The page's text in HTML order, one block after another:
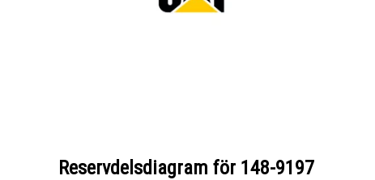
Reservdelsdiagram för 148-9197